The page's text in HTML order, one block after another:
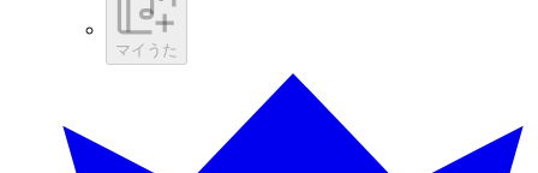
マイうた